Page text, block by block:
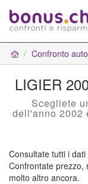
Confronto
LIGIER
Scegliete
dell'anno 2002
Consultate tutti i
Confrontate prezzo,
molto altro ancora.